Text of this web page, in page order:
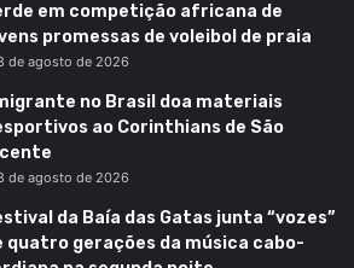
em competição africana de
promessas de voleibol de praia
de agosto de 2026
no Brasil doa materiais
ao Corinthians de São
de agosto de 2026
da Baía das Gatas junta “vozes”
quatro gerações da música cabo-